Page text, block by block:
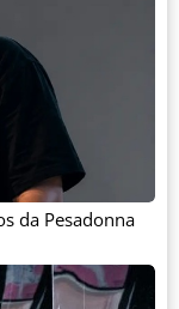
da Pesadonna